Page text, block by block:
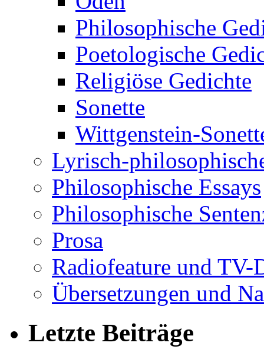
Philosophische
Poetologische
Religiöse Gedichte
Sonette
Wittgenstein-
Lyrisch-
Philosophische Essays
Philosophische
Prosa
Radiofeature und TV-
Übersetzungen und
Letzte Beiträge